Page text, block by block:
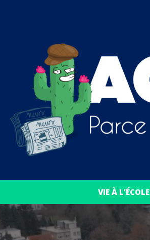
VIE À L’ÉCOLE